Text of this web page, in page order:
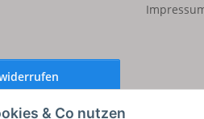
& Co nutzen
USt., zzgl.